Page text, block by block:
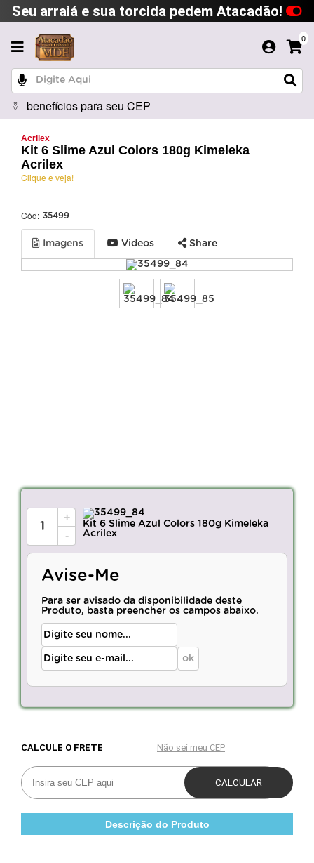
Seu arraiá e sua torcida pedem Atacadão!
0
benefícios para seu CEP
Acrilex
Kit 6 Slime Azul Colors 180g Kimeleka
Acrilex
Clique e veja!
Cód: 35499
Imagens Videos Share
+
-
Kit 6 Slime Azul Colors 180g Kimeleka
Acrilex
Avise-Me
Para ser avisado da disponibilidade deste
Produto, basta preencher os campos abaixo.
Descrição do Produto